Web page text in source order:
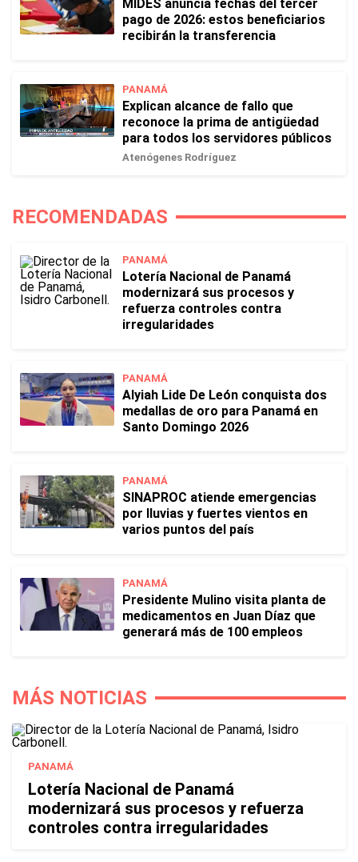
MIDES anuncia fechas del tercer
pago de 2026: estos beneficiarios
recibirán la transferencia
PANAMÁ
Explican alcance de fallo que
reconoce la prima de antigüedad
para todos los servidores públicos
Atenógenes Rodríguez
RECOMENDADAS
PANAMÁ
Lotería Nacional de Panamá
modernizará sus procesos y
refuerza controles contra
irregularidades
PANAMÁ
Alyiah Lide De León conquista dos
medallas de oro para Panamá en
Santo Domingo 2026
PANAMÁ
SINAPROC atiende emergencias
por lluvias y fuertes vientos en
varios puntos del país
PANAMÁ
Presidente Mulino visita planta de
medicamentos en Juan Díaz que
generará más de 100 empleos
MÁS NOTICIAS
PANAMÁ
Lotería Nacional de Panamá
modernizará sus procesos y refuerza
controles contra irregularidades